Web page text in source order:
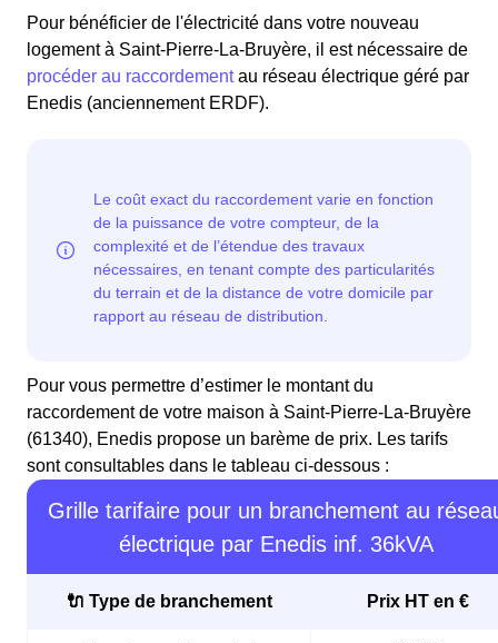
Pour bénéficier de l'électricité dans votre nouveau
logement à Saint-Pierre-La-Bruyère, il est nécessaire de
procéder au raccordementau réseau électrique géré par
Enedis (anciennement ERDF).
Pour vous permettre d’estimer le montant du
raccordement de votre maison à Saint-Pierre-La-Bruyère
(61340), Enedis propose un barème de prix. Les tarifs
sont consultables dans le tableau ci-dessous :
Grille tarifaire pour un branchement au
électrique par Enedis inf. 36kVA
🔌 Type de branchement Prix HT en €